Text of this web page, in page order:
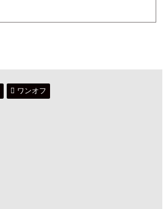
ワンオフ